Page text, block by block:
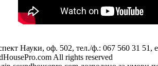
Науки, оф. 502, тел./ф.: 067 560 31 51,
All rights reserved